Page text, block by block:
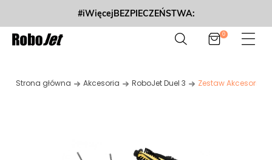
#iWięcejBEZPIECZEŃSTWA:
0
Strona główna Akcesoria RoboJet Duel 3 Zestaw Akcesoriów